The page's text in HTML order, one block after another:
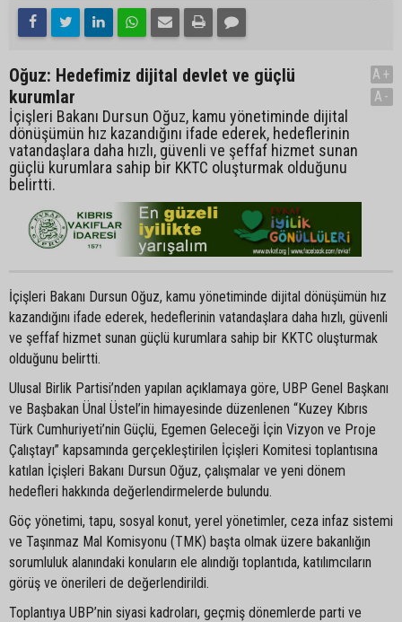
Oğuz: Hedefimiz dijital devlet ve güçlü
kurumlar
İçişleri Bakanı Dursun Oğuz, kamu yönetiminde dijital
dönüşümün hız kazandığını ifade ederek, hedeflerinin
vatandaşlara daha hızlı, güvenli ve şeffaf hizmet sunan
güçlü kurumlara sahip bir KKTC oluşturmak olduğunu
belirtti.
A+
A-
İçişleri Bakanı Dursun Oğuz, kamu yönetiminde dijital dönüşümün hız
kazandığını ifade ederek, hedeflerinin vatandaşlara daha hızlı, güvenli
ve şeffaf hizmet sunan güçlü kurumlara sahip bir KKTC oluşturmak
olduğunu belirtti.
Ulusal Birlik Partisi’nden yapılan açıklamaya göre, UBP Genel Başkanı
ve Başbakan Ünal Üstel’in himayesinde düzenlenen “Kuzey Kıbrıs
Türk Cumhuriyeti’nin Güçlü, Egemen Geleceği İçin Vizyon ve Proje
Çalıştayı” kapsamında gerçekleştirilen İçişleri Komitesi toplantısına
katılan İçişleri Bakanı Dursun Oğuz, çalışmalar ve yeni dönem
hedefleri hakkında değerlendirmelerde bulundu.
Göç yönetimi, tapu, sosyal konut, yerel yönetimler, ceza infaz sistemi
ve Taşınmaz Mal Komisyonu (TMK) başta olmak üzere bakanlığın
sorumluluk alanındaki konuların ele alındığı toplantıda, katılımcıların
görüş ve önerileri de değerlendirildi.
Toplantıya UBP’nin siyasi kadroları, geçmiş dönemlerde parti ve